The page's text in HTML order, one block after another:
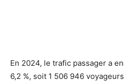
En 2024, le trafic passager a
6,2 %, soit 1 506 946